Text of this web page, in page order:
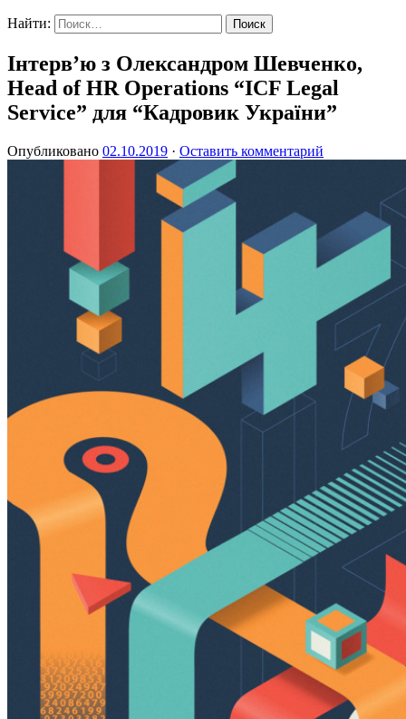
Найти:
Інтерв’ю з Олександром Шевченко,
Head of HR Operations “ICF Legal
Service” для “Кадровик України”
Опубликовано 02.10.2019 · Оставить комментарий